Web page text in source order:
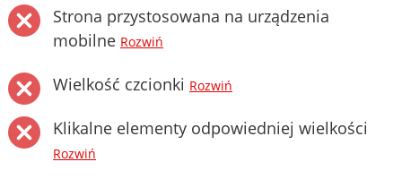
Strona przystosowana na urządzenia
mobilne Rozwiń
Wielkość czcionki Rozwiń
Klikalne elementy odpowiedniej wielkości
Rozwiń